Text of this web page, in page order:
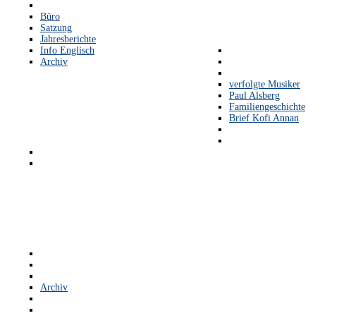
Büro
Satzung
Jahresberichte
Info Englisch
Archiv
verfolgte Musiker
Paul Alsberg
Familiengeschichte
Brief Kofi Annan
Archiv